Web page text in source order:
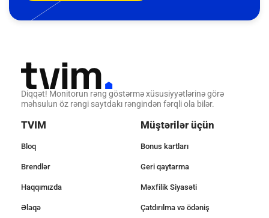
Diqqət! Monitorun rəng göstərmə xüsusiyyətlərinə görə
məhsulun öz rəngi saytdakı rəngindən fərqli ola bilər.
TVIM
Bloq
Brendlər
Haqqımızda
Əlaqə
Müştərilər üçün
Bonus kartları
Geri qaytarma
Məxfilik Siyasəti
Çatdırılma və ödəniş